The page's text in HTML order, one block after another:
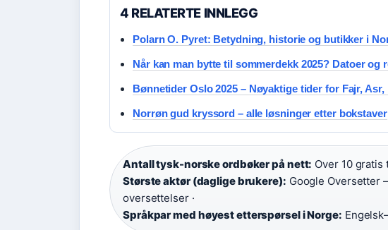
4 RELATERTE INNLEGG
Polarn O. Pyret: Betydning, historie og butikker i
Når kan man bytte til sommerdekk 2025? Datoer og
Bønnetider Oslo 2025 – Nøyaktige tider for Fajr,
Norrøn gud kryssord – alle løsninger etter bokstaver
Antall tysk-norske ordbøker på nett: Over 10 gratis
Største aktør (daglige brukere): Google Oversetter
oversettelser ·
Språkpar med høyest etterspørsel i Norge: